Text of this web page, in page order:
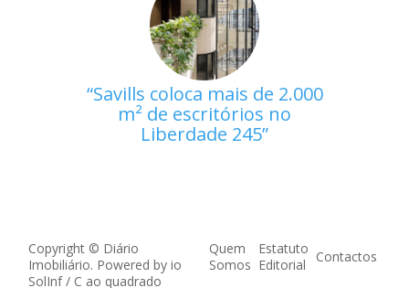
Savills coloca mais de 2.000
m² de escritórios no
Liberdade 245
Copyright © Diário
Imobiliário. Powered by io
SolInf/ C ao quadrado
Quem
Somos
Estatuto
Editorial
Contactos